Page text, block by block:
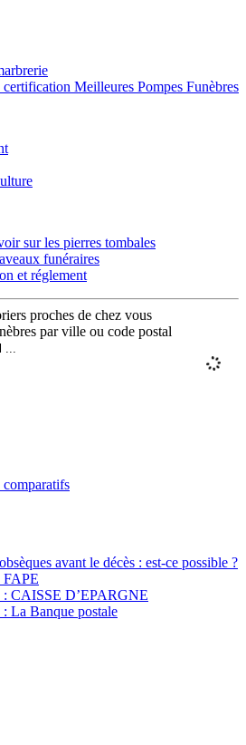
Meilleures Pompes Funèbres
sur les pierres tombales
funéraires
et réglement
proches de chez vous
par ville ou code postal
comparatifs
avant le décès : est-ce possible ?
FAPE
: CAISSE D’EPARGNE
: La Banque postale